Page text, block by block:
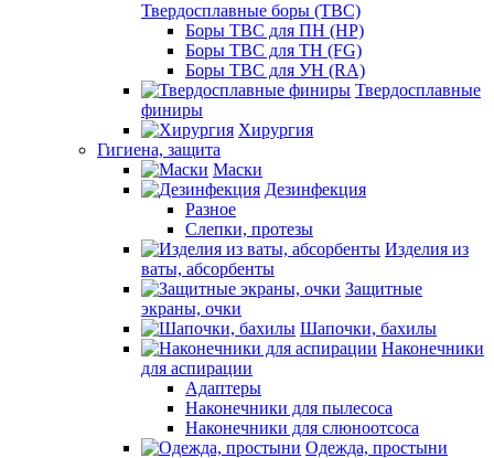
Твердосплавные боры (ТВС)
Боры ТВС для ПН (HP)
Боры ТВС для ТН (FG)
Боры ТВС для УН (RA)
Твердосплавные
финиры
Хирургия
Гигиена, защита
Маски
Дезинфекция
Разное
Слепки, протезы
Изделия из
ваты, абсорбенты
Защитные
экраны, очки
Шапочки, бахилы
Наконечники
для аспирации
Адаптеры
Наконечники для пылесоса
Наконечники для слюноотсоса
Одежда, простыни